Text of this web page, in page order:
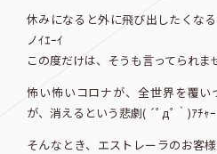
休みになると外に飛び出したく
ノｲｴｰｲ
この度だけは、そうも言ってられ
怖い怖いコロナが、全世界を覆
が、消えるという悲劇( ´ﾟдﾟ｀)ｱﾁｬｰ
そんなとき、エストレーラのお客